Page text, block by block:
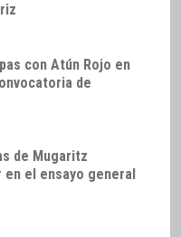
con Atún Rojo en
de
de Mugaritz
el ensayo general